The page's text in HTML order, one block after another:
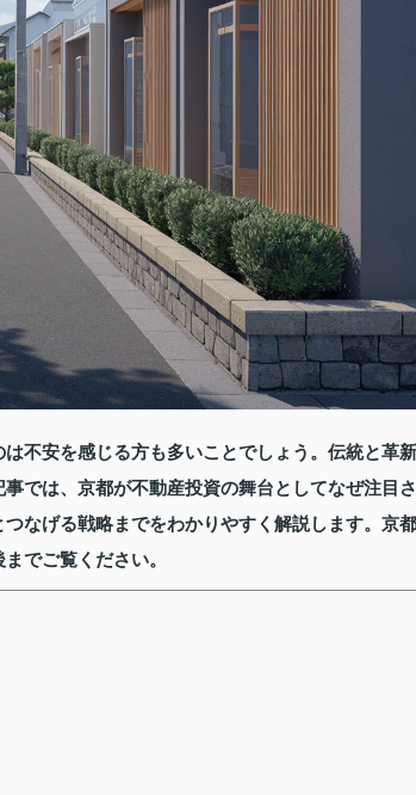
不安を感じる方も多いことでしょう。伝統と革新
では、京都が不動産投資の舞台としてなぜ注目さ
なげる戦略までをわかりやすく解説します。京都
でご覧ください。